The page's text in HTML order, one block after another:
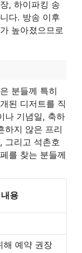
, 하이파킹 송
다. 방송 이후
높아졌으므로
분들께 특히
된 디저트를 직
나 기념일, 축하
하지 않은 프리
그리고 석촌호
를 찾는 분들께
용
해 예약 권장